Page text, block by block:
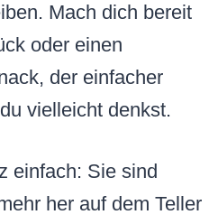
Mach dich bereit
oder einen
der einfacher
vielleicht denkst.
einfach: Sie sind
her auf dem Teller